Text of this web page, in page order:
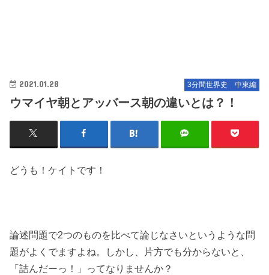
3分間世界史 中東編
2021.01.28
ウマイヤ朝とアッバース朝の違いとは？！
どうも！ケイトです！
論述問題で2つのものを比べて論じなさいというような問
題がよくでますよね。しかし、片方でも分からないと、
「詰んだーっ！」ってなりませんか？